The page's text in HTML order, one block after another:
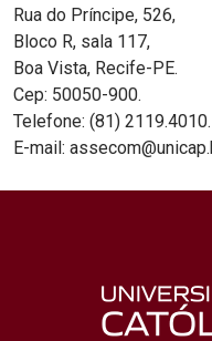
Rua do Príncipe, 526,
Bloco R, sala 117,
Boa Vista, Recife-PE.
Cep: 50050-900.
Telefone: (81) 2119.4010.
E-mail: